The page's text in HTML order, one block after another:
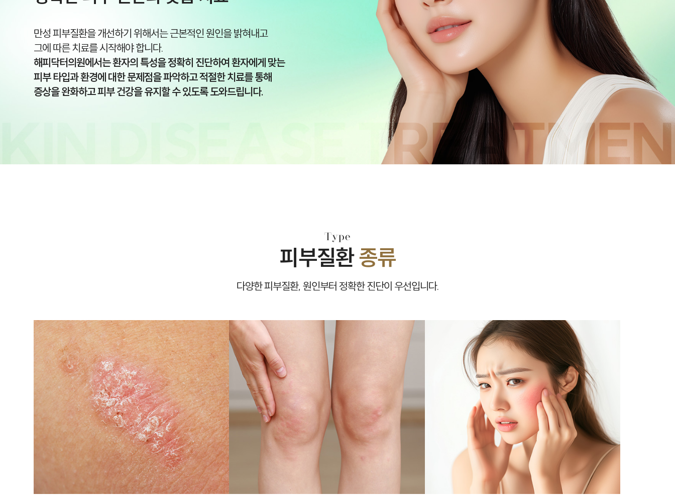
만성 피부질환을 개선하기 위해서는 근본적인 원인을 밝혀내고
그에 따른 치료를 시작해야 합니다.
해피닥터의원에서는 환자의 특성을 정확히 진단하여 환자에게 맞는
피부 타입과 환경에 대한 문제점을 파악하고 적절한 치료를 통해
증상을 완화하고 피부 건강을 유지할 수 있도록 도와드립니다.
Type
피부질환종류
다양한 피부질환, 원인부터 정확한 진단이 우선입니다.